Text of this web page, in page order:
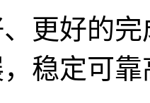
更好的
稳定可